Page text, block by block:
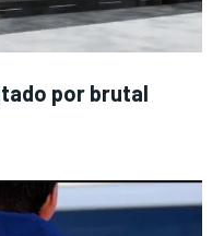
por brutal